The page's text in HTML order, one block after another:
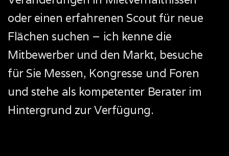
oder einen erfahrenen Scout für neue
Flächen suchen – ich kenne die
Mitbewerber und den Markt, besuche
für Sie Messen, Kongresse und Foren
und stehe als kompetenter Berater im
Hintergrund zur Verfügung.